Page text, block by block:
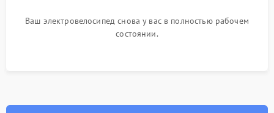
Ваш электровелосипед снова у вас в полностью рабочем
состоянии.